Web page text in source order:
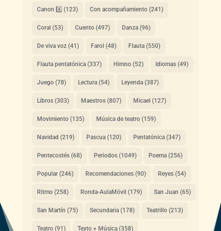
Canon 4️⃣ (123) Con acompañamiento(241)
Coral (53) Cuento(497) Danza(96)
De viva voz(41) Farol (48) Flauta(550)
Flauta pentatónica(337) Himno(52) Idiomas(49)
Juego(78) Lectura(54) Leyenda(387)
Libros(303) Maestros(807) Micael (127)
Movimiento(135) Música de teatro(159)
Navidad (219) Pascua(120) Pentatónica(347)
Pentecostés(68) Periodos(1049) Poema(256)
Popular(246) Recomendaciones(90) Reyes(54)
Ritmo(258) Ronda-AulaMóvil (179) San Juan (65)
San Martín (75) Secundaria(178) Teatrillo(213)
Teatro(91) Texto + Música(358)